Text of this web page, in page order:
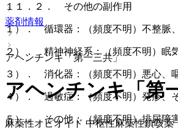
１１．２． その他の副作用
１）． 循環器：（頻度不明）不整脈
２）． 精神神経系：（頻度不明）眠
３）． 消化器：（頻度不明）悪心、
４）． 過敏症：（頻度不明）発疹、
５）． その他：（頻度不明）排尿障
薬剤情報
アヘンチンキ「第一三共」
アヘンチンキ「第
麻薬性オピオイド 中枢性麻薬性鎮咳薬